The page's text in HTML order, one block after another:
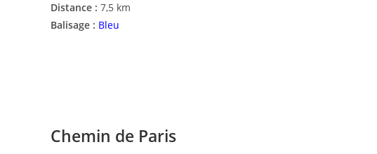
Distance : 7,5 km
Balisage : Bleu
Chemin de Paris